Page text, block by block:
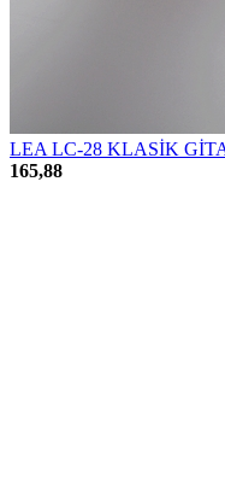
LEA LC-28 KLASİK
165,88